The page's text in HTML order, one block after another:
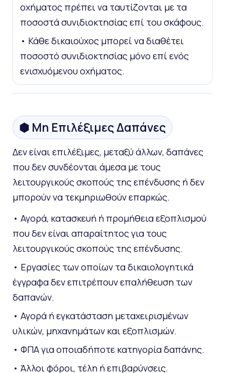
οχήματος πρέπει να ταυτίζονται με τα
ποσοστά συνιδιοκτησίας επί του σκάφους.
• Κάθε δικαιούχος μπορεί να διαθέτει
ποσοστό συνιδιοκτησίας μόνο επί ενός
ενισχυόμενου οχήματος.
⬢ Μη Επιλέξιμες Δαπάνες
Δεν είναι επιλέξιμες, μεταξύ άλλων, δαπάνες
που δεν συνδέονται άμεσα με τους
λειτουργικούς σκοπούς της επένδυσης ή δεν
μπορούν να τεκμηριωθούν επαρκώς.
• Αγορά, κατασκευή ή προμήθεια εξοπλισμού
που δεν είναι απαραίτητος για τους
λειτουργικούς σκοπούς της επένδυσης.
• Εργασίες των οποίων τα δικαιολογητικά
έγγραφα δεν επιτρέπουν επαλήθευση των
δαπανών.
• Αγορά ή εγκατάσταση μεταχειρισμένων
υλικών, μηχανημάτων και εξοπλισμών.
• ΦΠΑ για οποιαδήποτε κατηγορία δαπάνης.
• Άλλοι φόροι, τέλη ή επιβαρύνσεις.